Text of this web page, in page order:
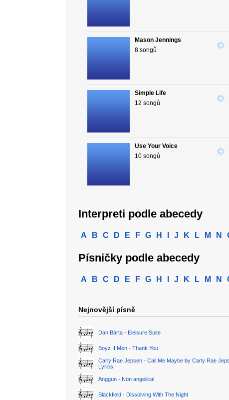
Mason Jennings
8 songů
Simple Life
12 songů
Use Your Voice
10 songů
Interpreti podle abecedy
A B C D E F G H J K L M N
Písničky podle abecedy
A B C D E F G H J K L M N
Nejnovější písně
Dan Bárta - Eleisure Suite
Boyz II Men - Thank You
Carly Rae Jepsen - Call Me Maybe by Carly Rae
Lyrics
Anggun - Non angelical
Blackfield - Dissolving With The Night